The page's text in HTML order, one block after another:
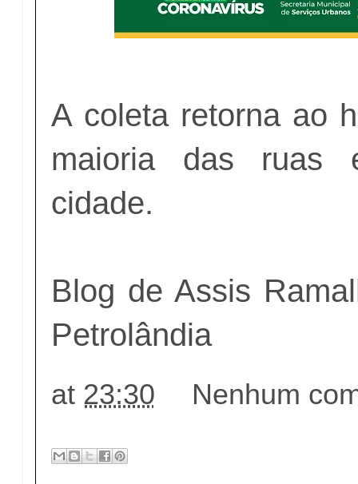
A coleta retorna ao
maioria das ruas
cidade.
Blog de Assis
Petrolândia
at 23:30 Nenhum